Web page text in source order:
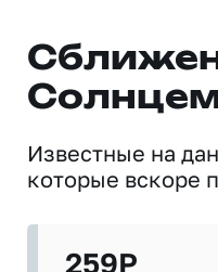
Известные на
которые вскоре
259P